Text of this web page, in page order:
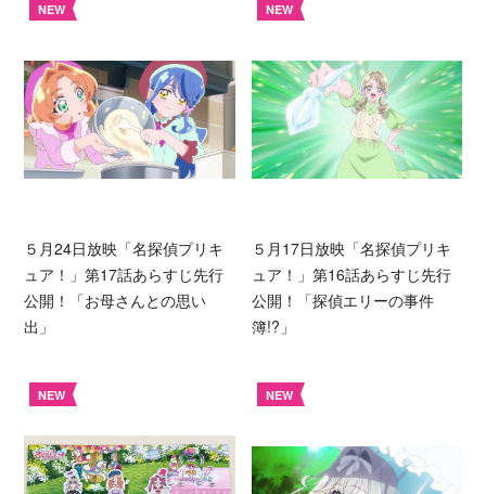
NEW
５月24日放映「名探偵プリキ
ュア！」第17話あらすじ先行
公開！「お母さんとの思い
出」
NEW
５月17日放映「名探偵プリキ
ュア！」第16話あらすじ先行
公開！「探偵エリーの事件
簿!?」
NEW NEW